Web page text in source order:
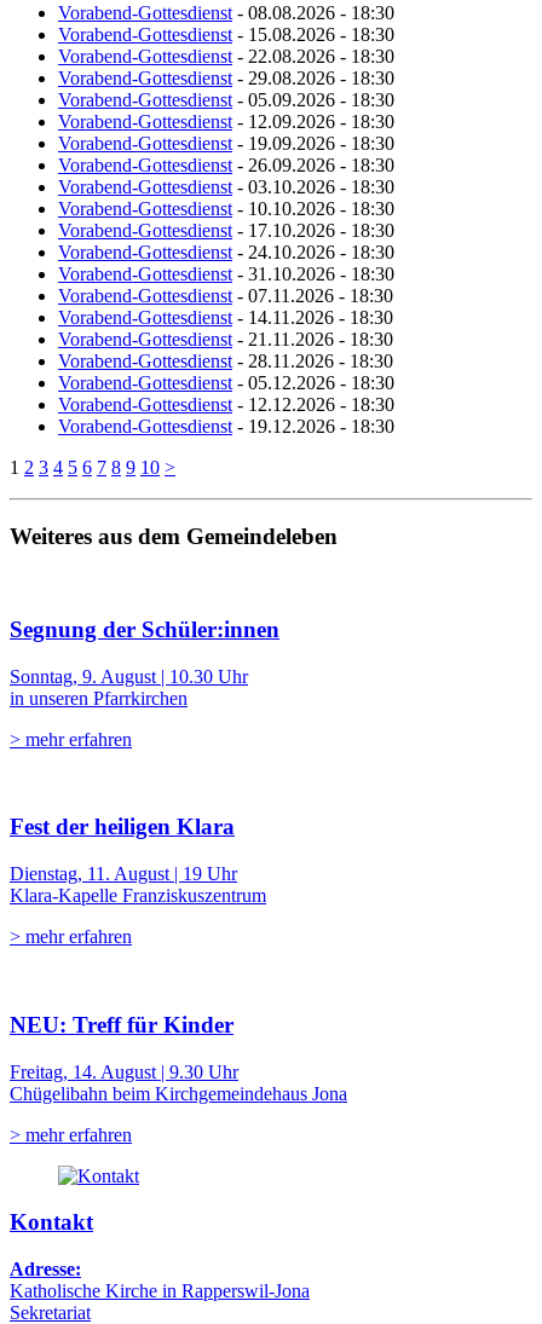
Vorabend-Gottesdienst - 08.08.2026 - 18:30
Vorabend-Gottesdienst - 15.08.2026 - 18:30
Vorabend-Gottesdienst - 22.08.2026 - 18:30
Vorabend-Gottesdienst - 29.08.2026 - 18:30
Vorabend-Gottesdienst - 05.09.2026 - 18:30
Vorabend-Gottesdienst - 12.09.2026 - 18:30
Vorabend-Gottesdienst - 19.09.2026 - 18:30
Vorabend-Gottesdienst - 26.09.2026 - 18:30
Vorabend-Gottesdienst - 03.10.2026 - 18:30
Vorabend-Gottesdienst - 10.10.2026 - 18:30
Vorabend-Gottesdienst - 17.10.2026 - 18:30
Vorabend-Gottesdienst - 24.10.2026 - 18:30
Vorabend-Gottesdienst - 31.10.2026 - 18:30
Vorabend-Gottesdienst - 07.11.2026 - 18:30
Vorabend-Gottesdienst - 14.11.2026 - 18:30
Vorabend-Gottesdienst - 21.11.2026 - 18:30
Vorabend-Gottesdienst - 28.11.2026 - 18:30
Vorabend-Gottesdienst - 05.12.2026 - 18:30
Vorabend-Gottesdienst - 12.12.2026 - 18:30
Vorabend-Gottesdienst - 19.12.2026 - 18:30
1 2 3 4 5 6 7 8 9 10 >
Weiteres aus dem Gemeindeleben
Segnung der Schüler:innen
Sonntag, 9. August | 10.30 Uhr
in unseren Pfarrkirchen
> mehr erfahren
Fest der heiligen Klara
Dienstag, 11. August | 19 Uhr
Klara-Kapelle Franziskuszentrum
> mehr erfahren
NEU: Treff für Kinder
Freitag, 14. August | 9.30 Uhr
Chügelibahn beim Kirchgemeindehaus Jona
> mehr erfahren
Kontakt
Adresse:
Katholische Kirche in Rapperswil-Jona
Sekretariat